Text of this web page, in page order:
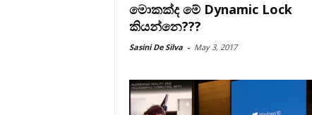
මොකක්ද මේ Dynamic Lock
කියන්නෙ???
Sasini De Silva - May 3, 2017